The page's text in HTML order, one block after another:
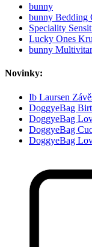
bunny
bunny Bedding
Speciality
Lucky Ones
bunny
Novinky:
Ib Laursen
DoggyeBag
DoggyeBag
DoggyeBag
DoggyeBag